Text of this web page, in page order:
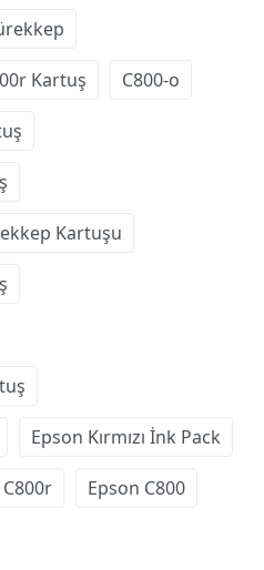
Kartuş C800-o
Kartuşu
Epson Kırmızı İnk Pack
C800r Epson C800